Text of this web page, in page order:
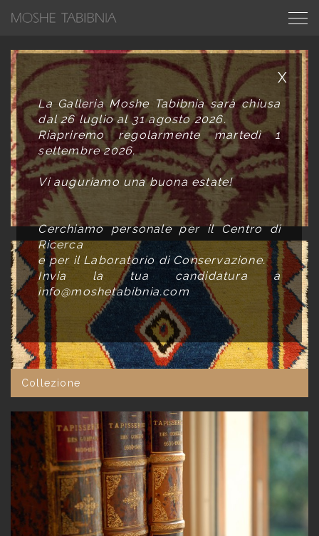
X
La Galleria Moshe Tabibnia sarà chiusa
dal 26 luglio al 31 agosto 2026.
Riapriremo regolarmente martedì 1
settembre 2026.
Vi auguriamo una buona estate!
Cerchiamo personale per il Centro di
Ricerca
e per il Laboratorio di Conservazione.
Invia la tua candidatura a
info@moshetabibnia.com
Collezione